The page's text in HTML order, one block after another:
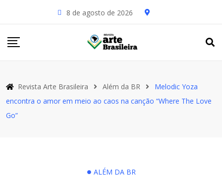
8 de agosto de 2026
Revista Arte Brasileira Além da BR
Melodic Yoza
encontra o amor em meio ao caos na canção “Where The Love
Go”
ALÉM DA BR